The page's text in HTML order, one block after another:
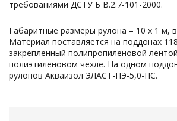
требованиями ДСТУ Б В.2.7-101-2000.
Габаритные размеры рулона – 10 х 1 м,
Материал поставляется на поддонах
закрепленный полипропиленовой
полиэтиленовом чехле. На одном
рулонов Акваизол ЭЛАСТ-ПЭ-5,0-ПС.